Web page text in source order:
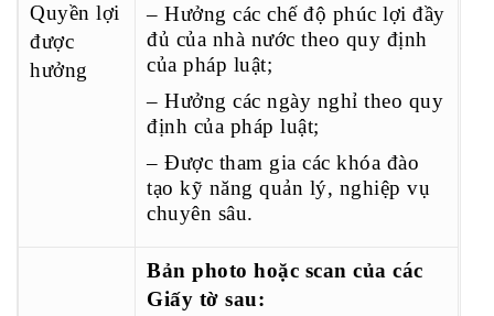
Quyền lợi
được
hưởng
– Hưởng các chế độ phúc lợi đầy
đủ của nhà nước theo quy định
của pháp luật;
– Hưởng các ngày nghỉ theo quy
định của pháp luật;
– Được tham gia các khóa đào
tạo kỹ năng quản lý, nghiệp vụ
chuyên sâu.
Bản photo hoặc scan của các
Giấy tờ sau: